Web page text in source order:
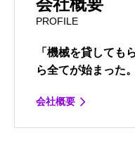
会社概要
PROFILE
「機械を貸しても
ら全てが始まった。
会社概要